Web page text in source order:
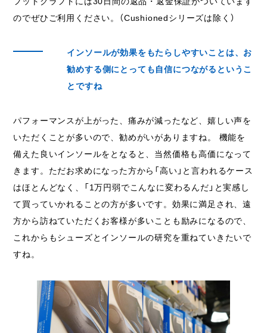
のでぜひご利用ください。（Cushionedシリーズは除く）
インソールが効果をもたらしやすいことは、お
勧めする側にとっても自信につながるというこ
とですね
パフォーマンスが上がった、痛みが減ったなど、嬉しい声を
いただくことが多いので、勧めがいがありますね。 機能を
備えた良いインソールをとなると、当然価格も高価になって
きます。ただお求めになった方から「高い」と言われるケース
はほとんどなく、「1万円弱でこんなに変わるんだ」と実感し
て買っていかれることの方が多いです。効果に満足され、遠
方から訪ねていただくお客様が多いことも励みになるので、
これからもシューズとインソールの研究を重ねていきたいで
すね。